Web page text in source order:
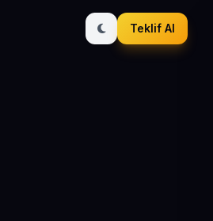
Teklif Al